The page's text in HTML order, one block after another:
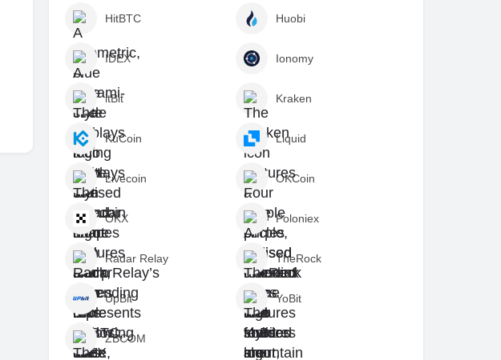
HitBTC Huobi
IDEX Ionomy
itBit Kraken
KuCoin Liquid
Livecoin OKCoin
OKX Poloniex
Radar Relay TheRock
UpBit YoBit
ZBCOM